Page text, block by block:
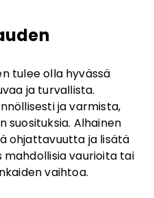
tulee olla hyvässä
ja turvallista.
ja varmista,
suosituksia. Alhainen
ohjattavuutta ja lisätä
mahdollisia vaurioita tai
vaihtoa.